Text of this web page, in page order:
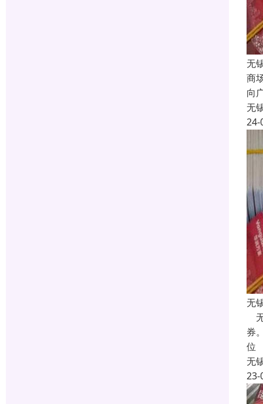
无
商
向
无
24-
无
券
位
无
23-